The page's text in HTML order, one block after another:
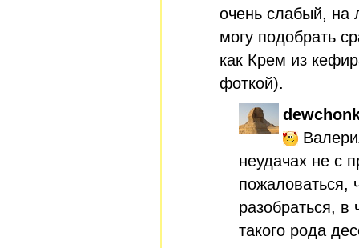
очень слабый, на
могу подобрать
как Крем из
фоткой).
неудачах не с
пожаловаться,
разобраться, в
такого рода